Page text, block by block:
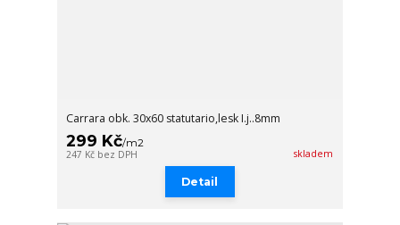
Carrara obk. 30x60 statutario,lesk I.j..8mm
299 Kč/m2
247 Kč bez DPH skladem
Detail